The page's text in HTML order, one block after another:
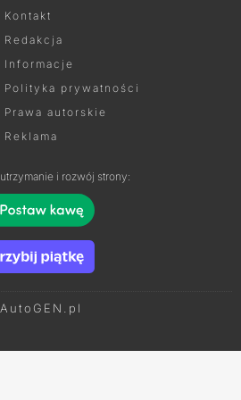
Kontakt
Redakcja
Informacje
Polityka prywatności
Prawa autorskie
Reklama
i rozwój strony: